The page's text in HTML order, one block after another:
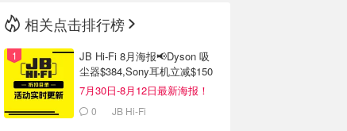
相关点击排行榜
JB Hi-Fi 8月海报📢Dyson 吸
尘器$384,Sony耳机立减$150
7月30日-8月12日最新海报！
0 JB Hi-Fi